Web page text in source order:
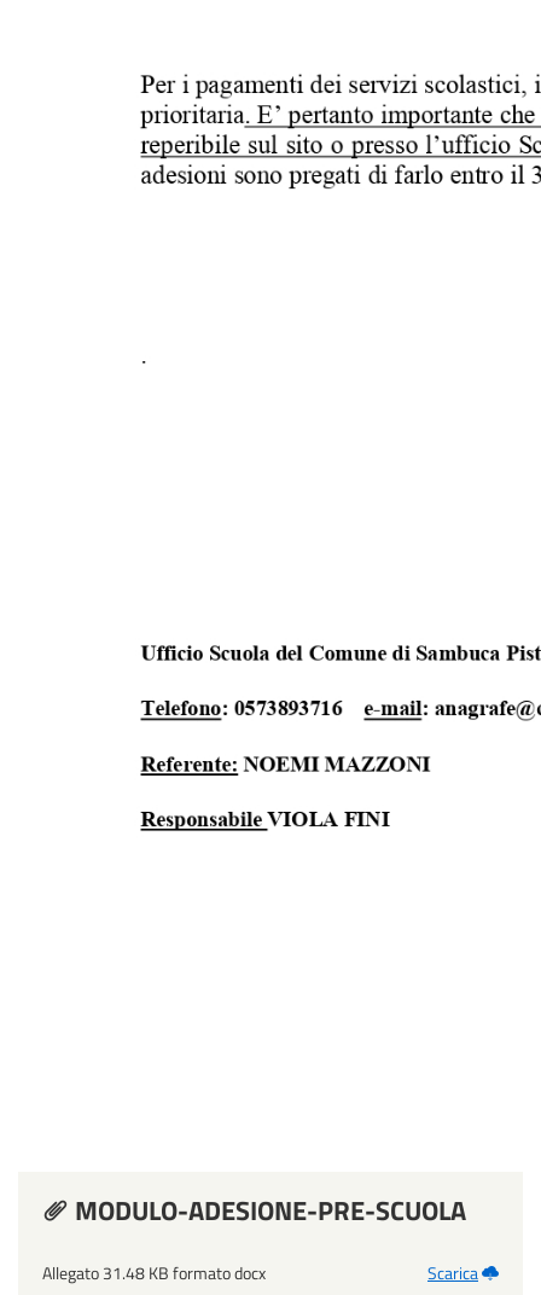
MODULO-ADESIONE-PRE-SCUOLA
Allegato 31.48 KB formato docx Scarica